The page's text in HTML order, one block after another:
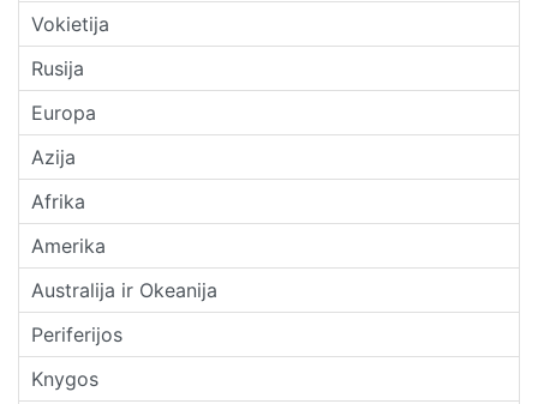
Vokietija
Rusija
Europa
Azija
Afrika
Amerika
Australija ir Okeanija
Periferijos
Knygos